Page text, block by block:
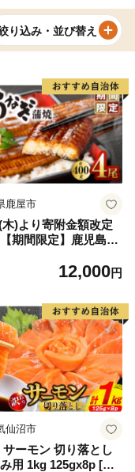
り込み・並び替え
鹿屋市
木)より寄附金額改定
期間限定】鹿児島県
12,000円
仙沼市
サーモン 切り落とし
用 1kg 125gx8p [足